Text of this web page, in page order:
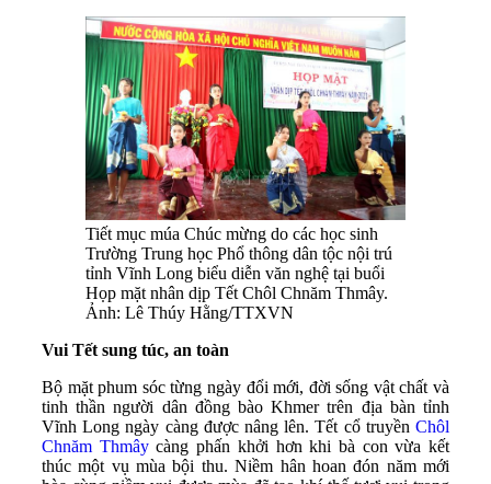
Tiết mục múa Chúc mừng do các học sinh
Trường Trung học Phổ thông dân tộc nội trú
tỉnh Vĩnh Long biểu diễn văn nghệ tại buổi
Họp mặt nhân dịp Tết Chôl Chnăm Thmây.
Ảnh: Lê Thúy Hằng/TTXVN
Vui Tết sung túc, an toàn
Bộ mặt phum sóc từng ngày đổi mới, đời sống vật chất và
tinh thần người dân đồng bào Khmer trên địa bàn tỉnh
Vĩnh Long ngày càng được nâng lên. Tết cổ truyền Chôl
Chnăm Thmâycàng phấn khởi hơn khi bà con vừa kết
thúc một vụ mùa bội thu. Niềm hân hoan đón năm mới